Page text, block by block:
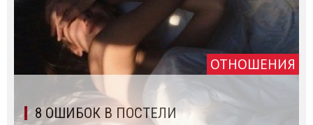
ОТНОШЕНИЯ
8 ОШИБОК В ПОСТЕЛИ